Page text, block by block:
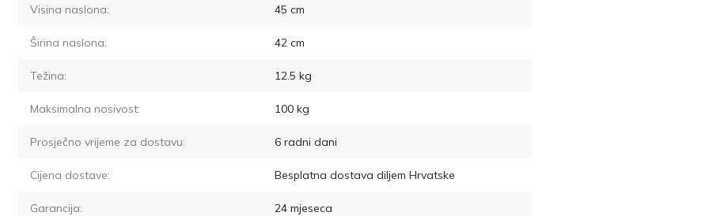
Visina naslona: 45 cm
Širina naslona: 42 cm
Težina: 12.5 kg
Maksimalna nosivost: 100 kg
Prosječno vrijeme za dostavu: 6 radni dani
Cijena dostave: Besplatna dostava diljem Hrvatske
Garancija: 24 mjeseca